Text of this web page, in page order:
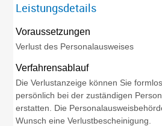
Leistungsdetails
Voraussetzungen
Verlust des Personalausweises
Verfahrensablauf
Die Verlustanzeige können Sie
persönlich bei der zuständigen
erstatten. Die
Wunsch eine Verlustbescheinigung.